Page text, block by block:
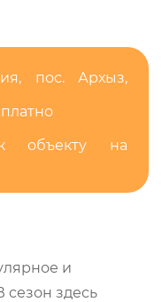
пос. Архыз,
объекту на
и
сезон здесь